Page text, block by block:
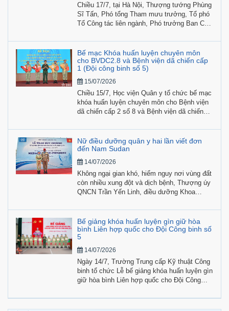
Chiều 17/7, tại Hà Nội, Thượng tướng Phùng
Sĩ Tấn, Phó tổng Tham mưu trưởng, Tổ phó
Tổ Công tác liên ngành, Phó trưởng Ban Chỉ
gia hoạt động gìn giữ hòa bình Liên hợp quốc
chủ trì hội nghị bàn giao nguyên trạng Bệnh
viện dã chiến cấp 2 số 8 từ Học viện Quân y
về Cục Gìn giữ hòa bình Việt Nam.
Bế mạc Khóa huấn luyện chuyên môn
cho BVDC2.8 và Bệnh viện dã chiến cấp
1 (Đội công binh số 5)
15/07/2026
Chiều 15/7, Học viện Quân y tổ chức bế mạc
khóa huấn luyện chuyên môn cho Bệnh viện
dã chiến cấp 2 số 8 và Bệnh viện dã chiến
động gìn giữ hòa bình Liên hợp quốc.
Nữ điều dưỡng quân y hai lần viết đơn
đến Nam Sudan
14/07/2026
Không ngại gian khó, hiểm nguy nơi vùng đất
còn nhiều xung đột và dịch bệnh, Thượng úy
QNCN Trần Yến Linh, điều dưỡng Khoa
(Quân khu 9), hai lần viết đơn tình nguyện
tham gia lực lượng Phái bộ Gìn giữ hòa bình
Liên hợp quốc.
Bế giảng khóa huấn luyện gìn giữ hòa
bình Liên hợp quốc cho Đội Công binh số
5
14/07/2026
Ngày 14/7, Trường Trung cấp Kỹ thuật Công
binh tổ chức Lễ bế giảng khóa huấn luyện gìn
giữ hòa bình Liên hợp quốc cho Đội Công